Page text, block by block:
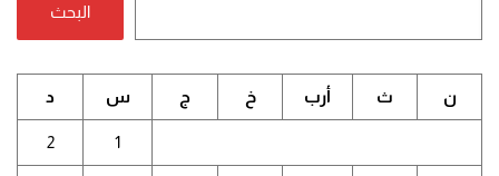
البحث
ن ث أرب خ ج س د
1
2